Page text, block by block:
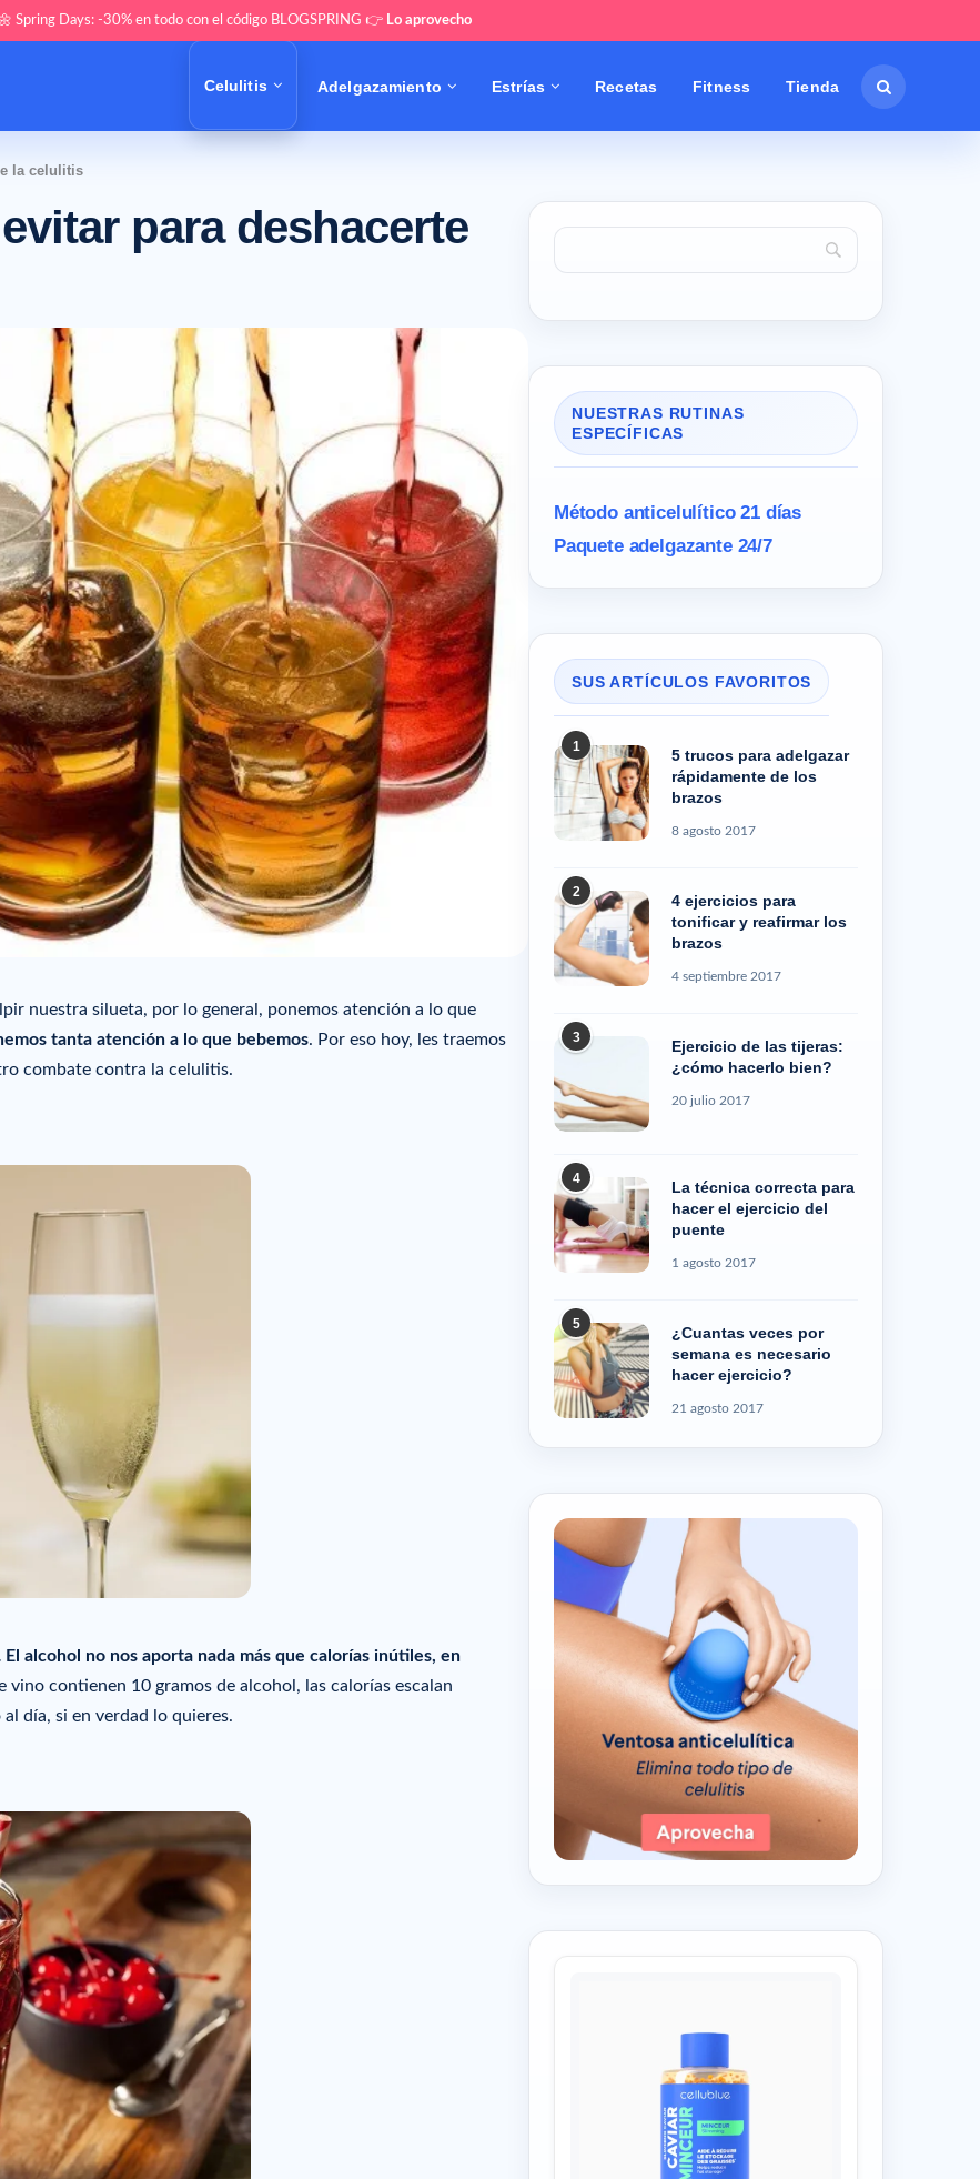
Spring Days: -30% en todo con el código BLOGSPRING 👉 Lo aprovecho
Celulitis Adelgazamiento Estrías Recetas Fitness Tienda
la celulitis
para deshacerte
nuestra silueta, por lo general, ponemos atención a lo que
tanta atención a lo que bebemos. Por eso hoy, les traemos
combate contra la celulitis.
alcohol no nos aporta nada más que calorías inútiles, en
vino contienen 10 gramos de alcohol, las calorías escalan
día, si en verdad lo quieres.
NUESTRAS RUTINAS
ESPECÍFICAS
Método anticelulítico 21 días
Paquete adelgazante 24/7
SUS ARTÍCULOS FAVORITOS
1
5 trucos para adelgazar
rápidamente de los
brazos
8 agosto 2017
2
4 ejercicios para
tonificar y reafirmar los
brazos
4 septiembre 2017
3
Ejercicio de las tijeras:
¿cómo hacerlo bien?
20 julio 2017
4
La técnica correcta para
hacer el ejercicio del
puente
1 agosto 2017
5
¿Cuantas veces por
semana es necesario
hacer ejercicio?
21 agosto 2017